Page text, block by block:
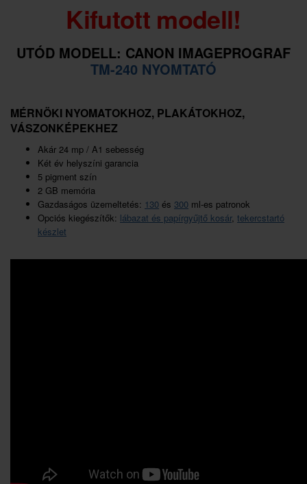
Kifutott modell!
UTÓD MODELL: CANON IMAGEPROGRAF
TM-240 NYOMTATÓ
MÉRNÖKI NYOMATOKHOZ, PLAKÁTOKHOZ,
VÁSZONKÉPEKHEZ
Akár 24 mp / A1 sebesség
Két év helyszíni garancia
5 pigment szín
2 GB memória
Gazdaságos üzemeltetés: 130 és 300 ml-es patronok
Opciós kiegészítők: lábazat és papírgyűjtő kosár, tekercstartó
készlet